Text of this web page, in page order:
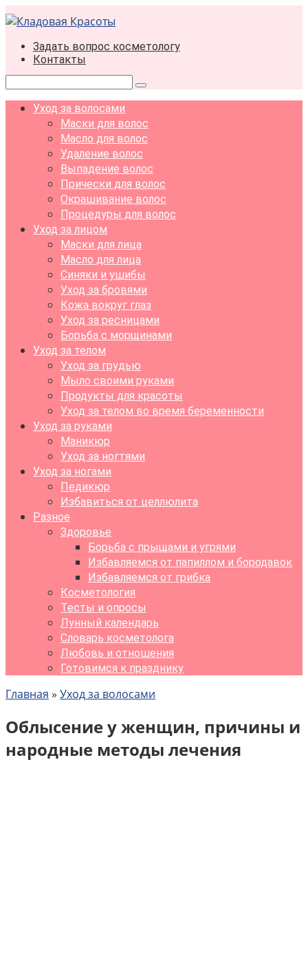
Перейти
к
контентуЗадать вопрос косметологу
Контакты
Поиск:
Уход за волосами
Маски для волос
Масло для волос
Удаление волос
Выпадение волос
Прически для волос
Окрашивание волос
Процедуры для волос
Уход за лицом
Маски для лица
Масло для лица
Синяки и ушибы
Уход за бровями
Кожа вокруг глаз
Уход за ресницами
Борьба с морщинами
Уход за телом
Уход за грудью
Мыло своими руками
Продукты для красоты
Уход за телом во время беременности
Уход за руками
Маникюр
Уход за ногтями
Уход за ногами
Педикюр
Избавиться от целлюлита
Разное
Здоровье
Борьба с прыщами и угрями
Избавляемся от папиллом и бородавок
Избавляемся от грибка
Косметология
Тесты и опросы
Лунный календарь
Словарь косметолога
Любовь и отношения
Готовимся к празднику
Главная » Уход за волосами
Облысение у женщин, причины и
народные методы лечения